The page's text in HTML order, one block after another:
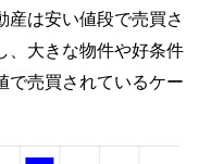
は安い値段で売買さ
、大きな物件や好条件
で売買されているケー